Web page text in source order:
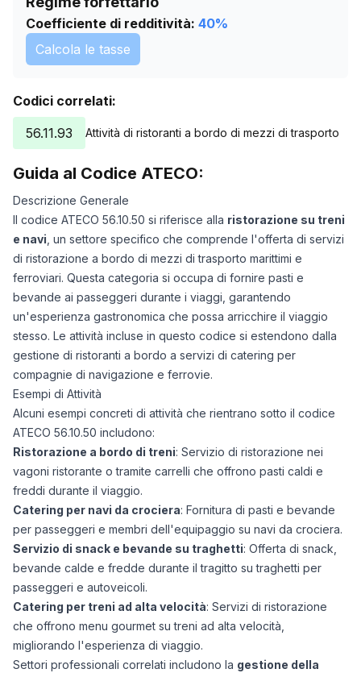
Coefficiente di redditività: 40%
Calcola le tasse
Codici correlati:
56.11.93
Attività di ristoranti a bordo di mezzi di trasporto
Guida al Codice ATECO:
Descrizione Generale
Il codice ATECO 56.10.50 si riferisce alla ristorazione su treni
e navi , un settore specifico che comprende l'offerta di servizi
di ristorazione a bordo di mezzi di trasporto marittimi e
ferroviari. Questa categoria si occupa di fornire pasti e
bevande ai passeggeri durante i viaggi, garantendo
un'esperienza gastronomica che possa arricchire il viaggio
stesso. Le attività incluse in questo codice si estendono dalla
gestione di ristoranti a bordo a servizi di catering per
compagnie di navigazione e ferrovie.
Esempi di Attività
Alcuni esempi concreti di attività che rientrano sotto il codice
ATECO 56.10.50 includono:
Ristorazione a bordo di treni: Servizio di ristorazione nei
vagoni ristorante o tramite carrelli che offrono pasti caldi e
freddi durante il viaggio.
Catering per navi da crociera: Fornitura di pasti e bevande
per passeggeri e membri dell'equipaggio su navi da crociera.
Servizio di snack e bevande su traghetti: Offerta di snack,
bevande calde e fredde durante il tragitto su traghetti per
passeggeri e autoveicoli.
Catering per treni ad alta velocità: Servizi di ristorazione
che offrono menu gourmet su treni ad alta velocità,
migliorando l'esperienza di viaggio.
Settori professionali correlati includono la gestione della